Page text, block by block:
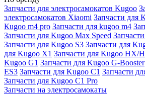
Запчасти для электросамокатов Kugoo
электросамокатов Xiaomi Запчасти для
Кugoo m4 pro Запчасти для kugoo m4
Запчасти для Kugoo Max Speed
Запчасти для Kugoo S3 Запчасти для
для Kugoo X1 Запчасти для Kugoo HX/
Kugoo G1 Запчасти для Kugoo G-Booster
ES3 Запчасти для Kugoo C1 Запчасти
Запчасти для Kugoo C1 Pro
Запчасти на электросамокаты